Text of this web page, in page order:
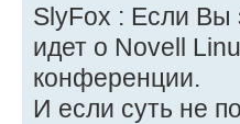
SlyFox : Если Вы
идет о Novell
конференции.
И если суть не